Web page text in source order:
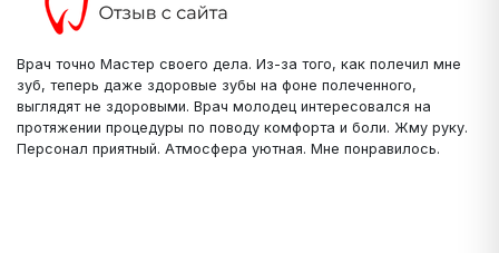
Врач точно Мастер своего дела. Из-за того, как полечил мне
зуб, теперь даже здоровые зубы на фоне полеченного,
выглядят не здоровыми. Врач молодец интересовался на
протяжении процедуры по поводу комфорта и боли. Жму руку.
Персонал приятный. Атмосфера уютная. Мне понравилось.